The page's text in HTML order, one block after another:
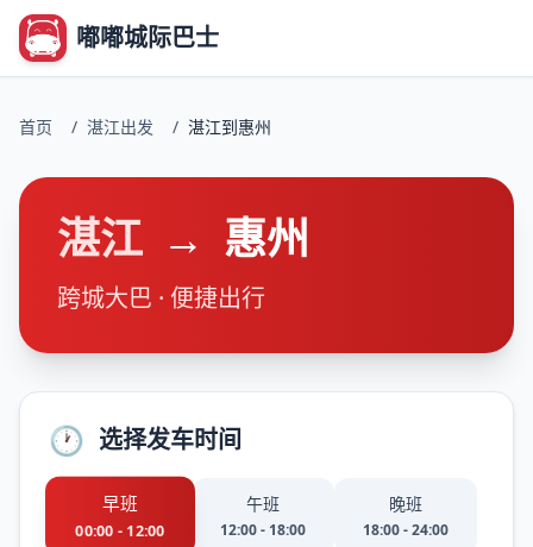
嘟嘟城际巴士
首页 / 湛江出发 / 湛江到惠州
湛江 → 惠州
跨城大巴 · 便捷出行
🕐 选择发车时间
早班
00:00 - 12:00
午班
12:00 - 18:00
晚班
18:00 - 24:00